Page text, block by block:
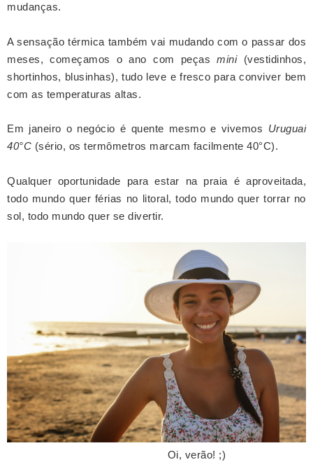
mudanças.
A sensação térmica também vai mudando com o passar dos
meses, começamos o ano com peçasmini(vestidinhos,
shortinhos, blusinhas), tudo leve e fresco para conviver bem
com as temperaturas altas.
Em janeiro o negócio é quente mesmo e vivemos Uruguai
40°C (sério, os termômetros marcam facilmente 40°C).
Qualquer oportunidade para estar na praia é aproveitada,
todo mundo quer férias no litoral, todo mundo quer torrar no
sol, todo mundo quer se divertir.
Oi, verão! ;)